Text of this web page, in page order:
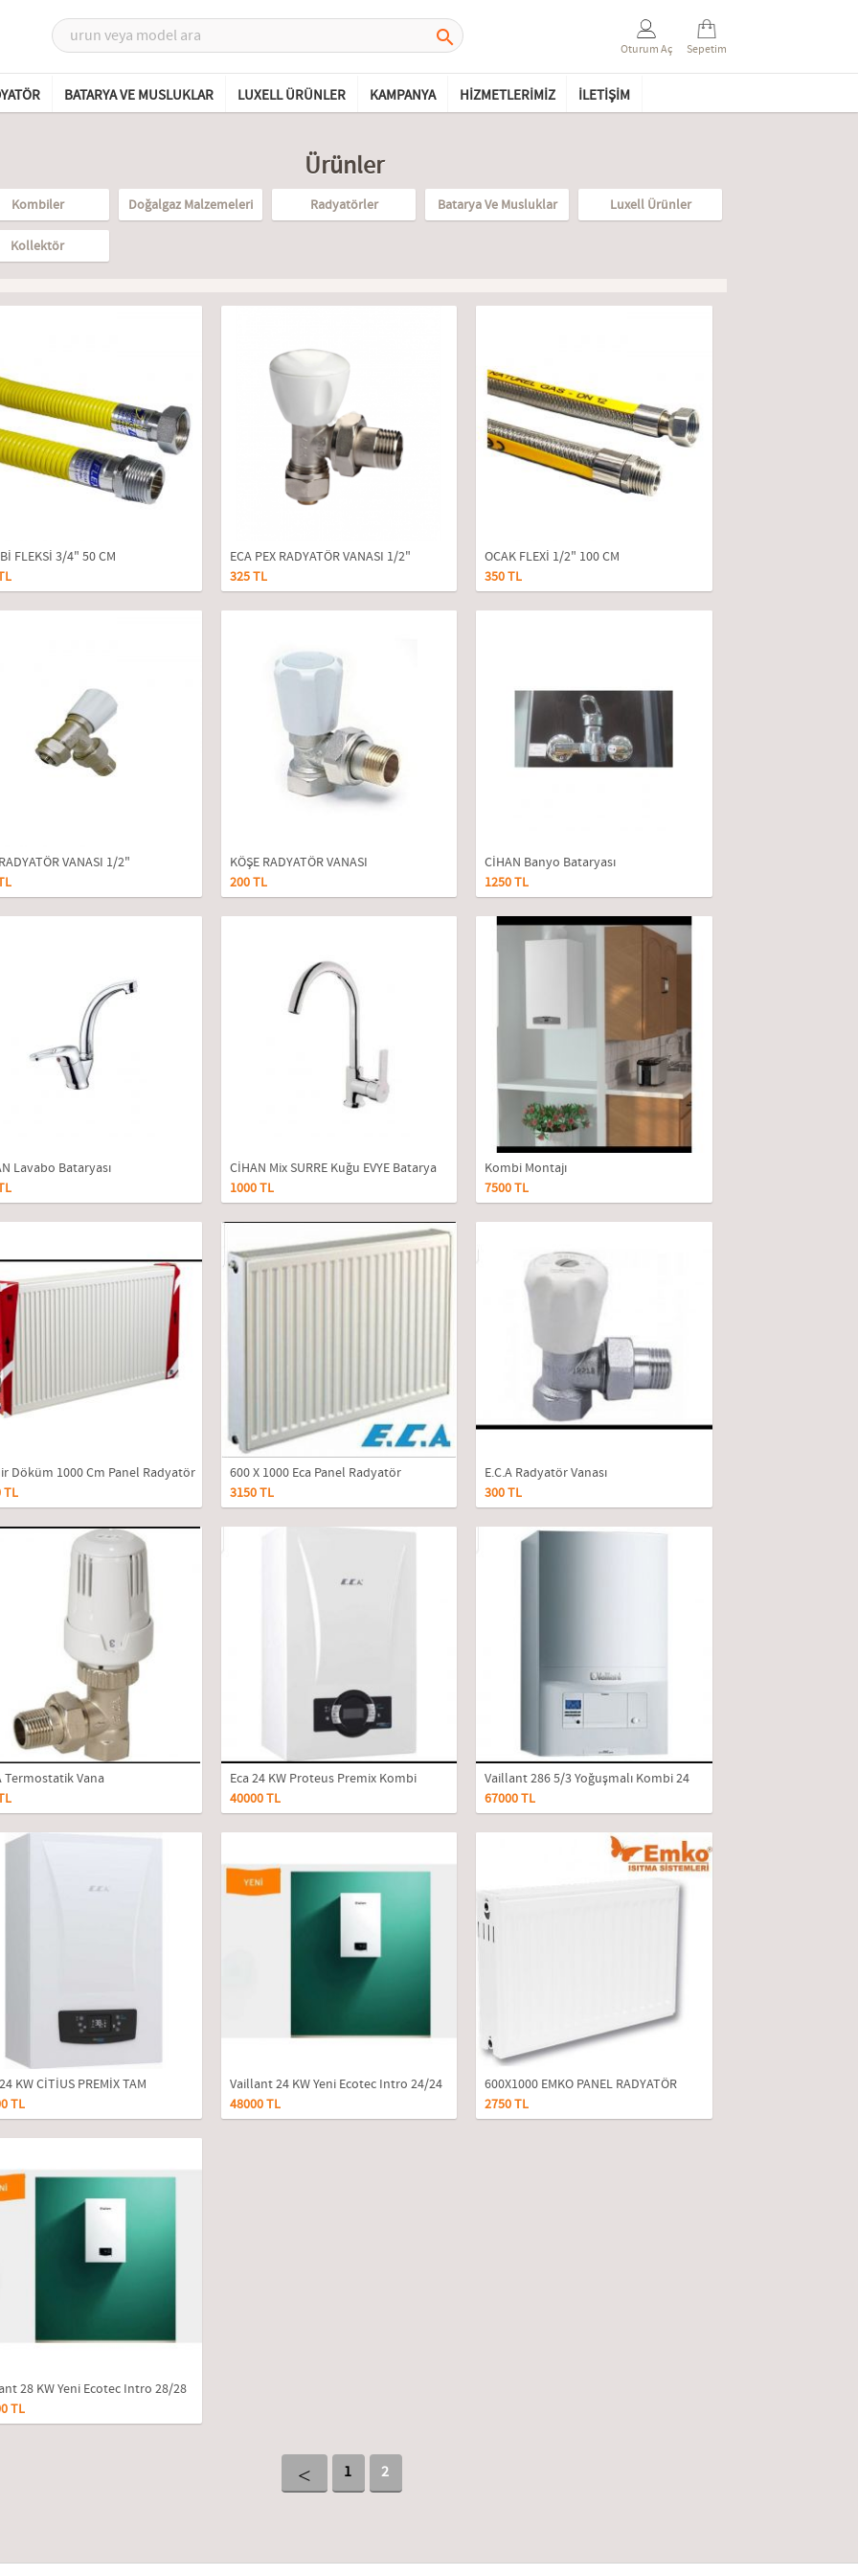

Oturum Aç Sepetim
BATARYA VE MUSLUKLAR LUXELL ÜRÜNLER KAMPANYA HIZMETLERIMIZ İLETIŞIM
Ürünler
Kombiler Doğalgaz Malzemeleri Radyatörler Batarya Ve Musluklar Luxell Ürünler
Kollektör
FLEKSİ 3/4" 50 CM
ECA PEX RADYATÖR VANASI 1/2"
325 TL
OCAK FLEXİ 1/2" 100 CM
350 TL
VANASI 1/2"
KÖŞE RADYATÖR VANASI
200 TL
CİHAN Banyo Bataryası
1250 TL
Lavabo Bataryası
CİHAN Mix SURRE Kuğu EVYE Batarya
1000 TL
Kombi Montajı
7500 TL
Döküm 1000 Cm Panel Radyatör
TL
600 X 1000 Eca Panel Radyatör
3150 TL
E.c.a Radyatör Vanası
300 TL
Termostatik Vana
Eca 24 KW Proteus Premix Kombi
40000 TL
Vaillant 286 5/3 Yoğuşmalı Kombi 24
Kw
67000 TL
KW CİTİUS PREMİX TAM
KOMBİ
TL
Vaillant 24 KW Yeni Ecotec Intro 24/24
Tam Yoğuşmalı Kombi
48000 TL
600X1000 EMKO PANEL RADYATÖR
2750 TL
28 KW Yeni Ecotec Intro 28/28
Yoğuşmalı Kombi
TL
< 1 2